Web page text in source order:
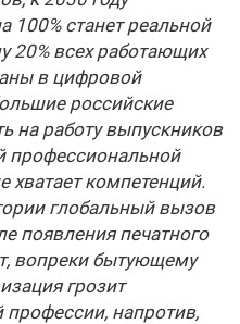
100% станет реальной
20% всех работающих
в цифровой
российские
на работу выпускников
профессиональной
хватает компетенций.
глобальный вызов
появления печатного
вопреки бытующему
грозит
профессии, напротив,